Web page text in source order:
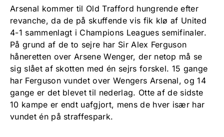
Arsenal kommer til Old Trafford hungrende efter
revanche, da de på skuffende vis fik klø af United
4-1 sammenlagt i Champions Leagues semifinaler.
På grund af de to sejre har Sir Alex Ferguson
håneretten over Arsene Wenger, der netop må se
sig slået af skotten med én sejrs forskel. 15 gange
har Ferguson vundet over Wengers Arsenal, og 14
gange er det blevet til nederlag. Otte af de sidste
10 kampe er endt uafgjort, mens de hver især har
vundet én på straffespark.